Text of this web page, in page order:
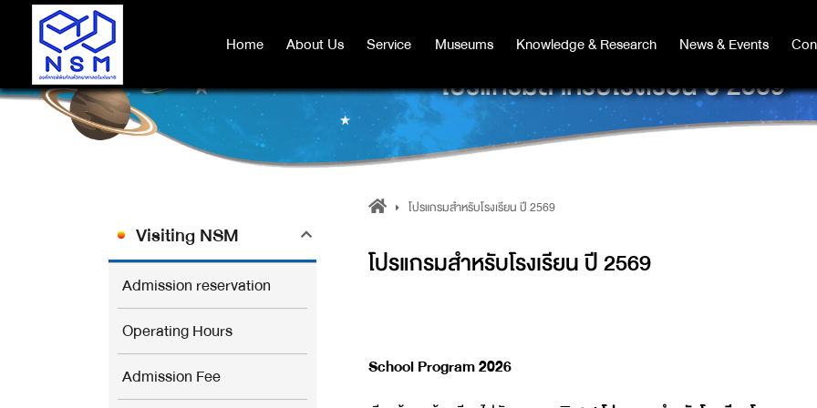
Home About Us Service Museums Knowledge & Research News & Events
Home About Us Service Museums Knowledge & Research News & Events
โปรแกรมสำหรับโรงเรียน ปี 2569
Visiting NSM
Admission reservation
Operating Hours
Admission Fee
โปรแกรมสำหรับโรงเรียน ปี 2569
โปรแกรมสำหรับโรงเรียน ปี 2569
School Program 2026